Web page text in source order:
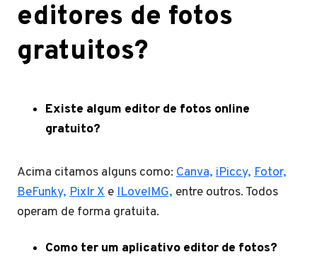
editores de fotos
gratuitos?
Existe algum editor de fotos online
gratuito?
Acima citamos alguns como: Canva, iPiccy, Fotor,
BeFunky, Pixlr X eILoveIMG, entre outros. Todos
operam de forma gratuita.
Como ter um aplicativo editor de fotos?